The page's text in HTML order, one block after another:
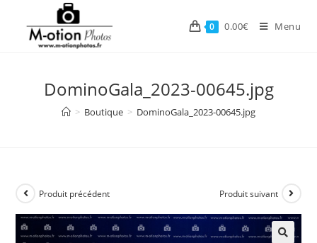
content
0 0.00€ Menu
DominoGala_2023-00645.jpg
> Boutique > DominoGala_2023-00645.jpg
Produit précédent Produit suivant